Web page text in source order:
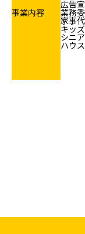
事業内容
広告
業務
家事
キッ
シニ
ハウ